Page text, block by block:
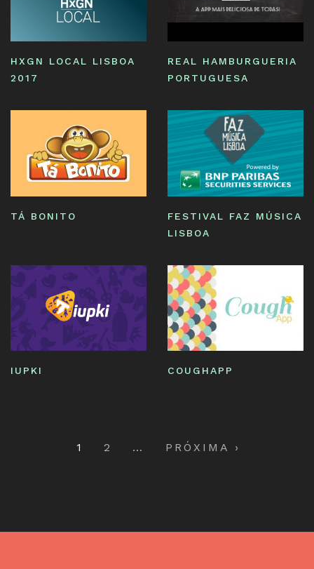
HXGN LOCAL LISBOA
2017
REAL HAMBURGUERIA
PORTUGUESA
TÁ BONITO
FESTIVAL FAZ MÚSICA
LISBOA
IUPKI COUGHAPP
1 2 … PRÓXIMA ›